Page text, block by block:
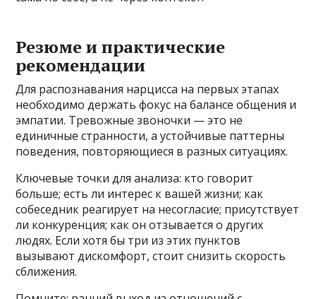
Резюме и практические
рекомендации
Для распознавания нарцисса на первых этапах
необходимо держать фокус на балансе общения и
эмпатии. Тревожные звоночки — это не
единичные странности, а устойчивые паттерны
поведения, повторяющиеся в разных ситуациях.
Ключевые точки для анализа: кто говорит
больше; есть ли интерес к вашей жизни; как
собеседник реагирует на несогласие; присутствует
ли конкуренция; как он отзывается о других
людях. Если хотя бы три из этих пунктов
вызывают дискомфорт, стоит снизить скорость
сближения.